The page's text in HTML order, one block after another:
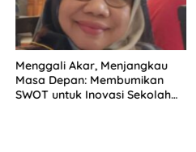
Menggali Akar, Menjangkau
Masa Depan: Membumikan
SWOT untuk Inovasi Sekolah